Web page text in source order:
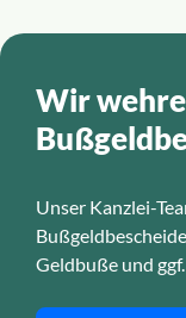
Wir
Unser Kanzlei-
Geldbuße und